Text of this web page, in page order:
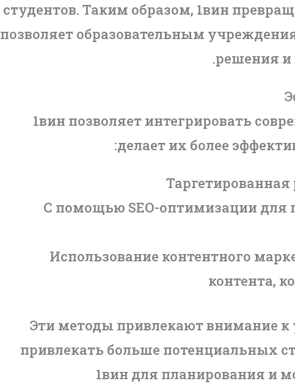
студентов. Таким образом, 1вин
позволяет образовательным
решения и
1вин позволяет интегрировать
делает их более
С помощью SEO-оптимизации
Использование контентного
контента,
Эти методы привлекают внимание
привлекать больше потенциальных
1вин для планирования и